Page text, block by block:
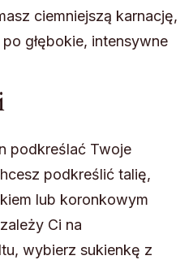
ciemniejszą karnację,
głębokie, intensywne
podkreślać Twoje
podkreślić talię,
lub koronkowym
Ci na
wybierz sukienkę z